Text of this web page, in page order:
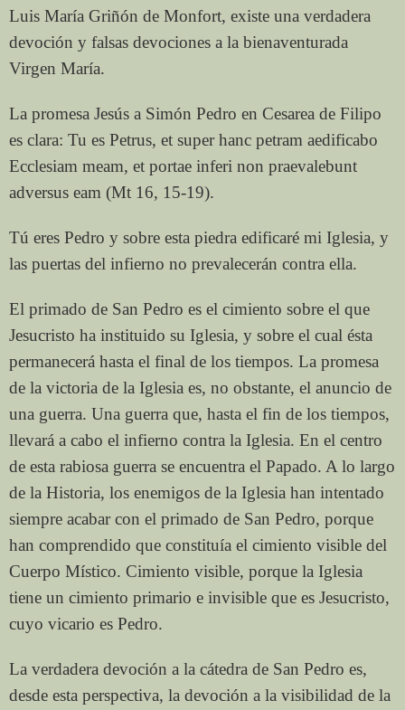
Luis María Griñón de Monfort, existe una verdadera
devoción y falsas devociones a la bienaventurada
Virgen María.
La promesa Jesús a Simón Pedro en Cesarea de Filipo
es clara: Tu es Petrus, et super hanc petram aedificabo
Ecclesiam meam, et portae inferi non praevalebunt
adversus eam (Mt 16, 15-19).
Tú eres Pedro y sobre esta piedra edificaré mi Iglesia, y
las puertas del infierno no prevalecerán contra ella.
El primado de San Pedro es el cimiento sobre el que
Jesucristo ha instituido su Iglesia, y sobre el cual ésta
permanecerá hasta el final de los tiempos. La promesa
de la victoria de la Iglesia es, no obstante, el anuncio de
una guerra. Una guerra que, hasta el fin de los tiempos,
llevará a cabo el infierno contra la Iglesia. En el centro
de esta rabiosa guerra se encuentra el Papado. A lo largo
de la Historia, los enemigos de la Iglesia han intentado
siempre acabar con el primado de San Pedro, porque
han comprendido que constituía el cimiento visible del
Cuerpo Místico. Cimiento visible, porque la Iglesia
tiene un cimiento primario e invisible que es Jesucristo,
cuyo vicario es Pedro.
La verdadera devoción a la cátedra de San Pedro es,
desde esta perspectiva, la devoción a la visibilidad de la